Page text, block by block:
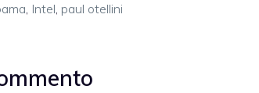
, Intel, paul otellini